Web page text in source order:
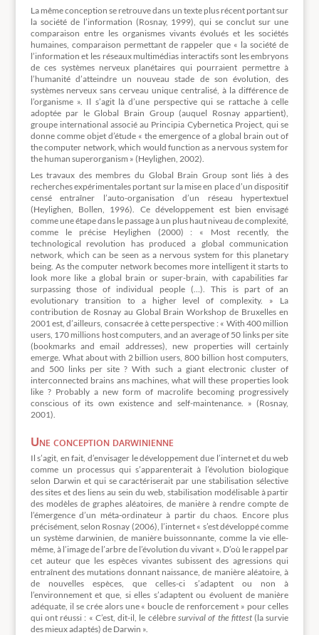
La même conception se retrouve dans un texte plus récent portant sur
la société de l’information (Rosnay, 1999), qui se conclut sur une
comparaison entre les organismes vivants évolués et les sociétés
humaines, comparaison permettant de rappeler que « la société de
l’information et les réseaux multimédias interactifs sont les embryons
de ces systèmes nerveux planétaires qui pourraient permettre à
l’humanité d’atteindre un nouveau stade de son évolution, des
systèmes nerveux sans cerveau unique centralisé, à la différence de
l’organisme ». Il s’agit là d’une perspective qui se rattache à celle
adoptée par le Global Brain Group (auquel Rosnay appartient),
groupe international associé au Principia Cybernetica Project, qui se
donne comme objet d’étude « the emergence of a global brain out of
the computer network, which would function as a nervous system for
the human superorganism » (Heylighen, 2002).
Les travaux des membres du Global Brain Group sont liés à des
recherches expérimentales portant sur la mise en place d’un dispositif
censé entraîner l’auto-organisation d’un réseau hypertextuel
(Heylighen, Bollen, 1996). Ce développement est bien envisagé
comme une étape dans le passage à un plus haut niveau de complexité,
comme le précise Heylighen (2000) : « Most recently, the
technological revolution has produced a global communication
network, which can be seen as a nervous system for this planetary
being. As the computer network becomes more intelligent it starts to
look more like a global brain or super-brain, with capabilities far
surpassing those of individual people (…). This is part of an
evolutionary transition to a higher level of complexity. » La
contribution de Rosnay au Global Brain Workshop de Bruxelles en
2001 est, d’ailleurs, consacrée à cette perspective : « With 400 million
users, 170 millions host computers, and an average of 50 links per site
(bookmarks and email addresses), new properties will certainly
emerge. What about with 2 billion users, 800 billion host computers,
and 500 links per site ? With such a giant electronic cluster of
interconnected brains ans machines, what will these properties look
like ? Probably a new form of macrolife becoming progressively
conscious of its own existence and self-maintenance. » (Rosnay,
2001).
Une conception darwinienne
Il s’agit, en fait, d’envisager le développement due l’internet et du web
comme un processus qui s’apparenterait à l’évolution biologique
selon Darwin et qui se caractériserait par une stabilisation sélective
des sites et des liens au sein du web, stabilisation modélisable à partir
des modèles de graphes aléatoires, de manière à rendre compte de
l’émergence d’un méta-ordinateur à partir du chaos. Encore plus
précisément, selon Rosnay (2006), l’internet « s’est développé comme
un système darwinien, de manière buissonnante, comme la vie elle-
même, à l’image de l’arbre de l’évolution du vivant ». D’où le rappel par
cet auteur que les espèces vivantes subissent des agressions qui
entraînent des mutations donnant naissance, de manière aléatoire, à
de nouvelles espèces, que celles-ci s’adaptent ou non à
l’environnement et que, si elles s’adaptent ou évoluent de manière
adéquate, il se crée alors une « boucle de renforcement » pour celles
qui ont réussi : « C’est, dit-il, le célèbresurvival of the fittest(la survie
des mieux adaptés) de Darwin ».